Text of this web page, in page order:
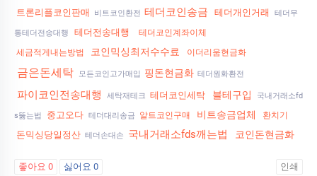
트론리플코인판매 비트코인환전 테더코인송금 테더개인거래 테더무
통테더전송대행 테더전송대행
테더코인계좌이체
세금적게내는방법
코인믹싱최저수수료 이더리움현금화
금은돈세탁 모든코인고가매입 핑돈현금화 테더원화환전
파이코인전송대행 세탁재테크 테더코인세탁 블테구입 국내거래소fd
s뚫는법 중고오다 테더대리송금 알트코인구매 비트송금업체 환치기
돈믹싱당일정산 테더손대손 국내거래소fds깨는법 코인돈현금화
좋아요 0 싫어요 0 인쇄